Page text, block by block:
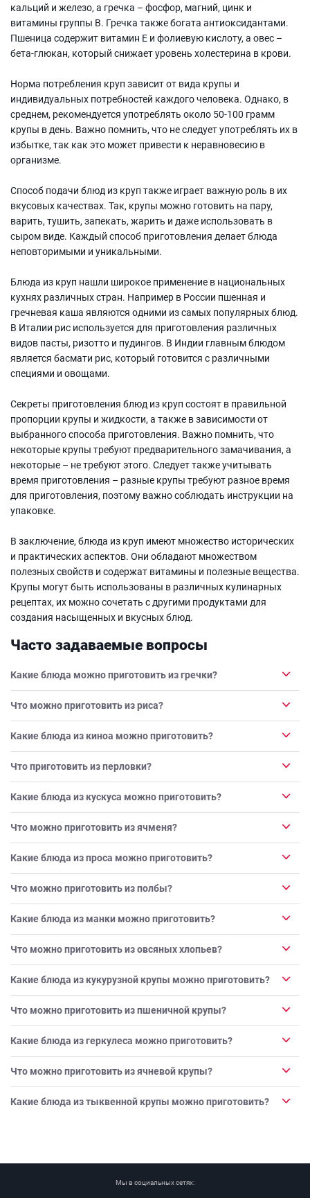
кальций и железо, а гречка – фосфор, магний, цинк и
витамины группы B. Гречка также богата антиоксидантами.
Пшеница содержит витамин E и фолиевую кислоту, а овес –
бета-глюкан, который снижает уровень холестерина в крови.
Норма потребления круп зависит от вида крупы и
индивидуальных потребностей каждого человека. Однако, в
среднем, рекомендуется употреблять около 50-100 грамм
крупы в день. Важно помнить, что не следует употреблять их в
избытке, так как это может привести к неравновесию в
организме.
Способ подачи блюд из круп также играет важную роль в их
вкусовых качествах. Так, крупы можно готовить на пару,
варить, тушить, запекать, жарить и даже использовать в
сыром виде. Каждый способ приготовления делает блюда
неповторимыми и уникальными.
Блюда из круп нашли широкое применение в национальных
кухнях различных стран. Например в России пшенная и
гречневая каша являются одними из самых популярных блюд.
В Италии рис используется для приготовления различных
видов пасты, ризотто и пудингов. В Индии главным блюдом
является басмати рис, который готовится с различными
специями и овощами.
Секреты приготовления блюд из круп состоят в правильной
пропорции крупы и жидкости, а также в зависимости от
выбранного способа приготовления. Важно помнить, что
некоторые крупы требуют предварительного замачивания, а
некоторые – не требуют этого. Следует также учитывать
время приготовления – разные крупы требуют разное время
для приготовления, поэтому важно соблюдать инструкции на
упаковке.
В заключение, блюда из круп имеют множество исторических
и практических аспектов. Они обладают множеством
полезных свойств и содержат витамины и полезные вещества.
Крупы могут быть использованы в различных кулинарных
рецептах, их можно сочетать с другими продуктами для
создания насыщенных и вкусных блюд.
Часто задаваемые вопросы
Какие блюда можно приготовить из гречки?
Что можно приготовить из риса?
Какие блюда из киноа можно приготовить?
Что приготовить из перловки?
Какие блюда из кускуса можно приготовить?
Что можно приготовить из ячменя?
Какие блюда из проса можно приготовить?
Что можно приготовить из полбы?
Какие блюда из манки можно приготовить?
Что можно приготовить из овсяных хлопьев?
Какие блюда из кукурузной крупы можно приготовить?
Что можно приготовить из пшеничной крупы?
Какие блюда из геркулеса можно приготовить?
Что можно приготовить из ячневой крупы?
Какие блюда из тыквенной крупы можно приготовить?
Мы в социальных сетях: